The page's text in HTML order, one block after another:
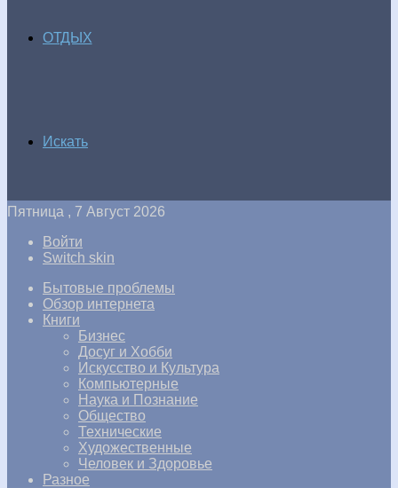
ОТДЫХ
Искать
Пятница , 7 Август 2026
Войти
Switch skin
Бытовые проблемы
Обзор интернета
Книги
Бизнес
Досуг и Хобби
Искусство и Культура
Компьютерные
Наука и Познание
Общество
Технические
Художественные
Человек и Здоровье
Разное